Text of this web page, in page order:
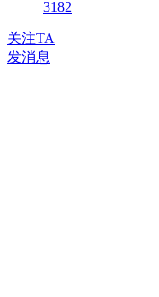
3182
关注TA
发消息